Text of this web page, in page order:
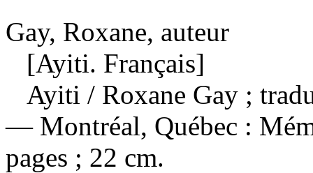
Gay, Roxane, auteur
[Ayiti. Français]
Ayiti / Roxane Gay ;
— Montréal, Québec :
pages ; 22 cm.